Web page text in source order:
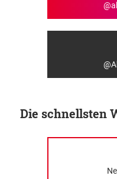
Die schnellsten